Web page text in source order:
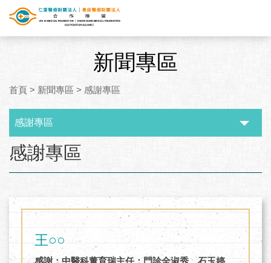
新聞專區
首頁 > 新聞專區 > 感謝專區
感謝專區
感謝專區
王○○
感謝：中醫科董育瑞主任；門診全淑秀、石玉婷、